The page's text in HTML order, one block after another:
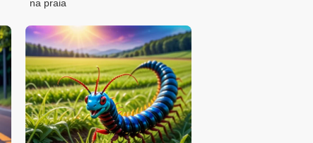
na praia